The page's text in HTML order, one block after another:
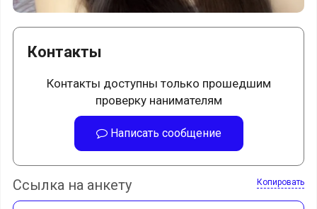
Контакты
Контакты доступны только прошедшим
проверку нанимателям
Написать сообщение
Ссылка на анкету Копировать